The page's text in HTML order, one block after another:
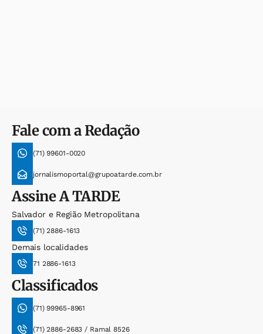
Fale com a Redação
(71) 99601-0020
jornalismoportal@grupoatarde.com.br
AssineA TARDE
Salvador e Região Metropolitana
(71) 2886-1613
Demais localidades
71 2886-1613
Classificados
(71) 99965-8961
(71) 2886-2683 / Ramal 8526